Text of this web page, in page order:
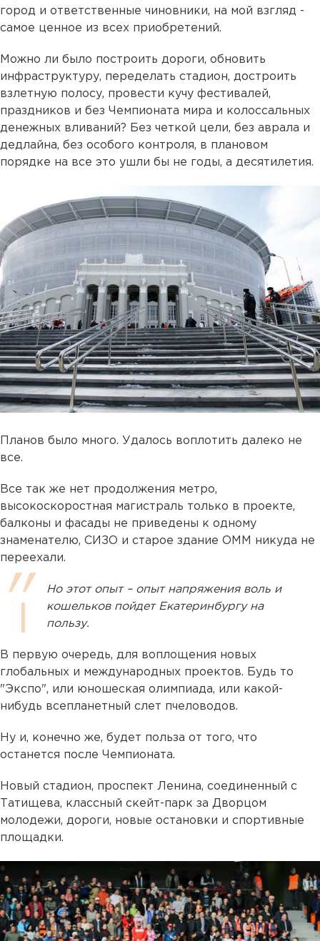
город и ответственные чиновники, на мой взгляд -
самое ценное из всех приобретений.
Можно ли было построить дороги, обновить
инфраструктуру, переделать стадион, достроить
взлетную полосу, провести кучу фестивалей,
праздников и без Чемпионата мира и колоссальных
денежных вливаний? Без четкой цели, без аврала и
дедлайна, без особого контроля, в плановом
порядке на все это ушли бы не годы, а десятилетия.
Планов было много. Удалось воплотить далеко не
все.
Все так же нет продолжения метро,
высокоскоростная магистраль только в проекте,
балконы и фасады не приведены к одному
знаменателю, СИЗО и старое здание ОММ никуда не
переехали.
Но этот опыт – опыт напряжения воль и
кошельков пойдет Екатеринбургу на
пользу.
В первую очередь, для воплощения новых
глобальных и международных проектов. Будь то
"Экспо", или юношеская олимпиада, или какой-
нибудь всепланетный слет пчеловодов.
Ну и, конечно же, будет польза от того, что
останется после Чемпионата.
Новый стадион, проспект Ленина, соединенный с
Татищева, классный скейт-парк за Дворцом
молодежи, дороги, новые остановки и спортивные
площадки.